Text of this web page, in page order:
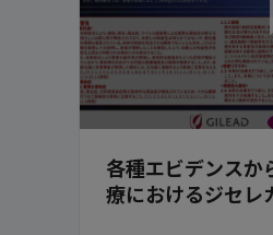
各種エビデンスか
療におけるジセレ